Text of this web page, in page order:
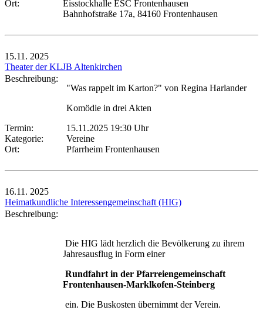
Ort:
Eisstockhalle ESC Frontenhausen
Bahnhofstraße 17a, 84160 Frontenhausen
15.11. 2025
Theater der KLJB Altenkirchen
Beschreibung:
"Was rappelt im Karton?" von Regina Harlander
Komödie in drei Akten
Termin:
15.11.2025 19:30 Uhr
Kategorie:
Vereine
Ort:
Pfarrheim Frontenhausen
16.11. 2025
Heimatkundliche Interessengemeinschaft (HIG)
Beschreibung:
Die HIG lädt herzlich die Bevölkerung zu ihrem
Jahresausflug in Form einer
Rundfahrt in der Pfarreiengemeinschaft
Frontenhausen-Marklkofen-Steinberg
ein. Die Buskosten übernimmt der Verein.